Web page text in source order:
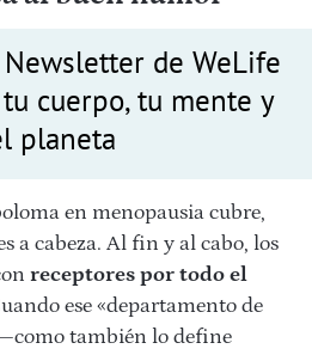
de WeLife
cuerpo, tu mente y
planeta
en menopausia cubre,
a cabeza. Al fin y al cabo, los
receptores por todo el
ese «departamento de
también lo define